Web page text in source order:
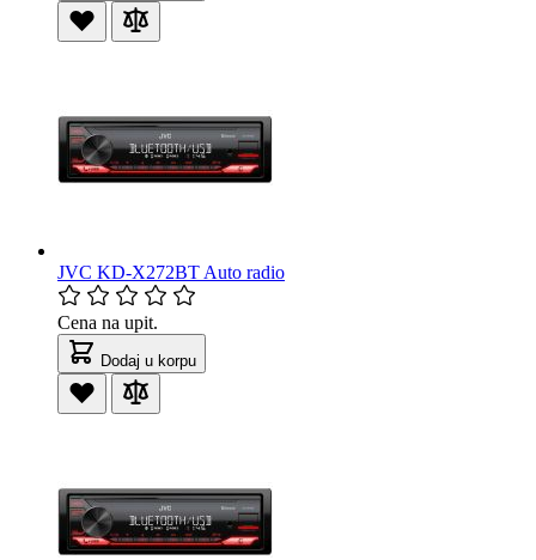
JVC KD-X272BT Auto radio
Cena na upit.
Dodaj u korpu